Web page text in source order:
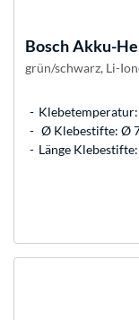
BoschAkku-
grün/schwarz, Li-
Klebetemperatur:
Ø Klebestifte: Ø
Länge